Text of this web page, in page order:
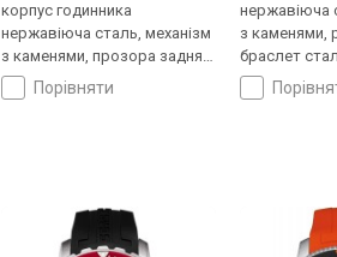
корпус годинника
нержавіюча сталь, механізм
з каменями, прозора задня
кришка, ремінець: браслет
сталь, WR 300, Швейцарія
порівняти
нержавіюча
з каменями,
браслет
Швейцарія